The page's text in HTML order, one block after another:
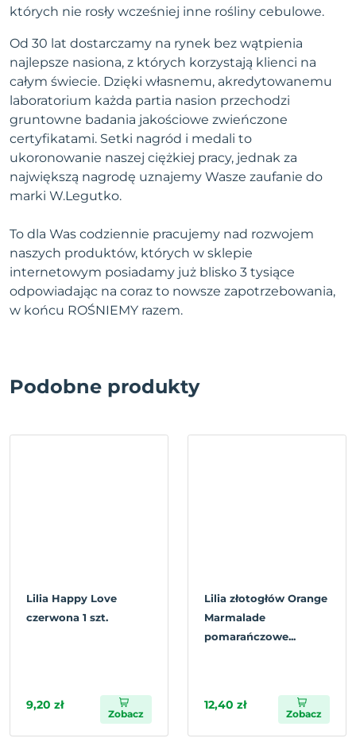
których nie rosły wcześniej inne rośliny cebulowe.
Od 30 lat dostarczamy na rynek bez wątpienia
najlepsze nasiona, z których korzystają klienci na
całym świecie. Dzięki własnemu, akredytowanemu
laboratorium każda partia nasion przechodzi
gruntowne badania jakościowe zwieńczone
certyfikatami. Setki nagród i medali to
ukoronowanie naszej ciężkiej pracy, jednak za
największą nagrodę uznajemy Wasze zaufanie do
marki W.Legutko.
To dla Was codziennie pracujemy nad rozwojem
naszych produktów, których w sklepie
internetowym posiadamy już blisko 3 tysiące
odpowiadając na coraz to nowsze zapotrzebowania,
w końcu ROŚNIEMY razem.
Podobne produkty
Lilia Happy Love
czerwona 1 szt.
9,20 zł
Zobacz
Lilia złotogłów Orange
Marmalade
pomarańczowe...
12,40 zł
Zobacz